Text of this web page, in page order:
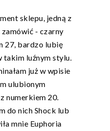
sklepu, jedną z
zamówić - czarny
27, bardzo lubię
luźnym stylu.
już w wpisie
ulubionym
numerkiem 20.
do nich Shock lub
mnie Euphoria